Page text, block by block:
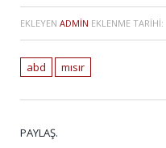
EKLEYEN ADMIN EKLENME TARIHI:
abd mısır
PAYLAŞ.